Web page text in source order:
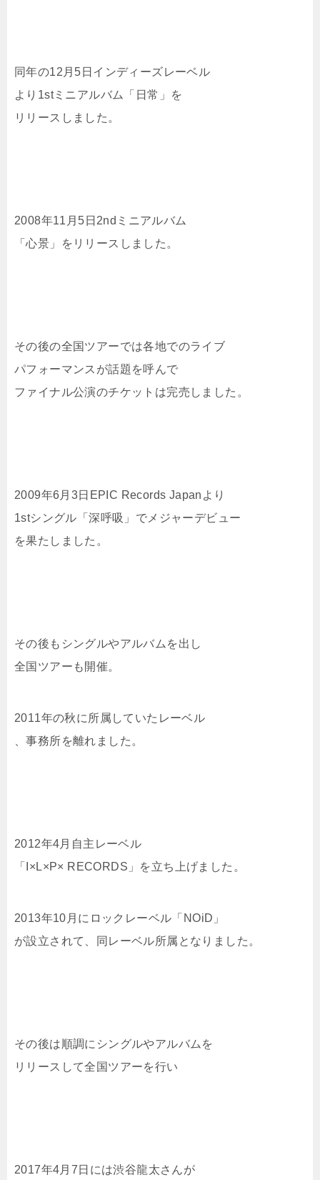
同年の12月5日インディーズレーベル
より1stミニアルバム「日常」を
リリースしました。
2008年11月5日2ndミニアルバム
「心景」をリリースしました。
その後の全国ツアーでは各地でのライブ
パフォーマンスが話題を呼んで
ファイナル公演のチケットは完売しました。
2009年6月3日EPIC Records Japanより
1stシングル「深呼吸」でメジャーデビュー
を果たしました。
その後もシングルやアルバムを出し
全国ツアーも開催。
2011年の秋に所属していたレーベル
、事務所を離れました。
2012年4月自主レーベル
「I×L×P× RECORDS」を立ち上げました。
2013年10月にロックレーベル「NOiD」
が設立されて、同レーベル所属となりました。
その後は順調にシングルやアルバムを
リリースして全国ツアーを行い
2017年4月7日には渋谷龍太さんが